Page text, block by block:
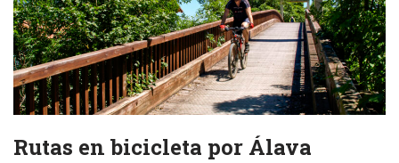
Rutas en bicicleta por Álava